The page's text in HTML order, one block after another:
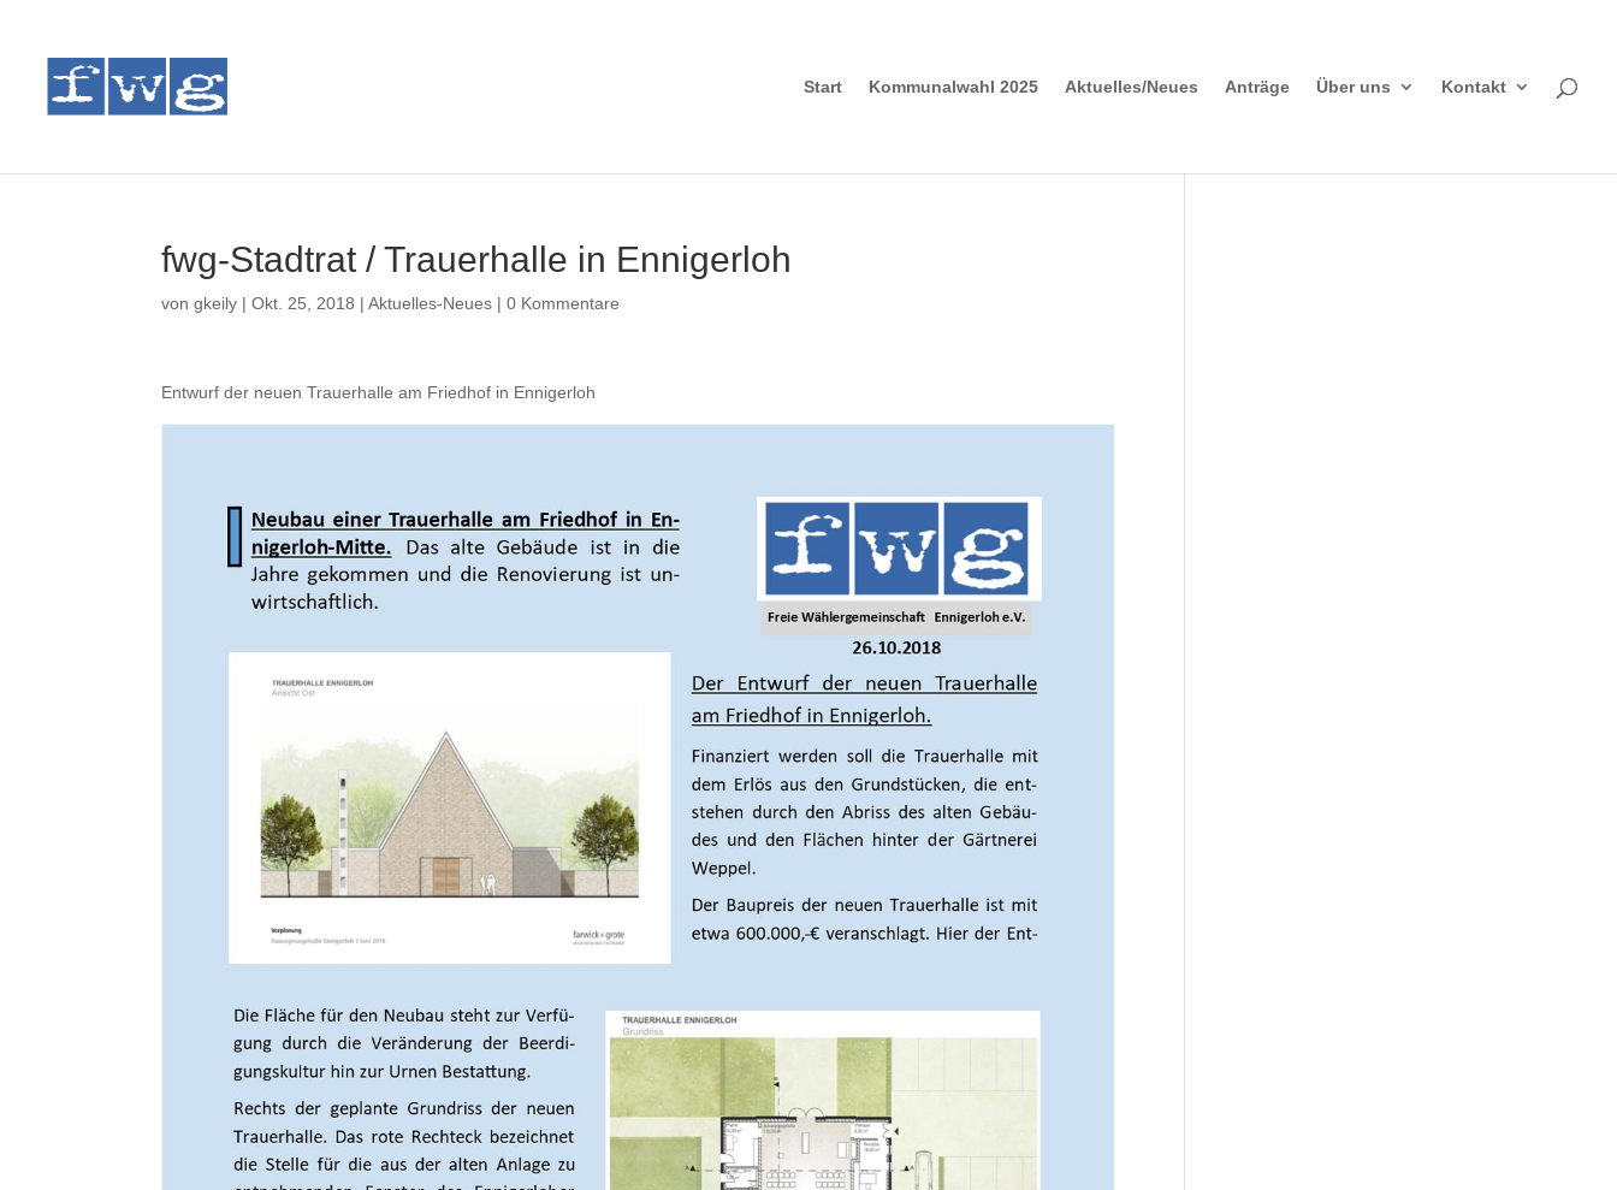
Start Kommunalwahl 2025 Aktuelles/Neues Anträge Über uns Kontakt
fwg-Stadtrat / Trauerhalle in Ennigerloh
vongkeily |Okt. 25, 2018 |Aktuelles-Neues |0 Kommentare
Entwurf der neuen Trauerhalle am Friedhof in Ennigerloh